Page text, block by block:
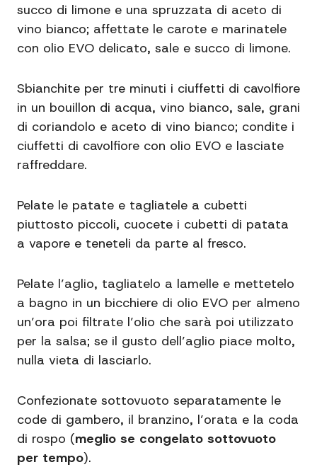
succo di limone e una spruzzata di aceto di
vino bianco; affettate le carote e marinatele
con olio EVO delicato, sale e succo di limone.
Sbianchite per tre minuti i ciuffetti di cavolfiore
in un bouillon di acqua, vino bianco, sale, grani
di coriandolo e aceto di vino bianco; condite i
ciuffetti di cavolfiore con olio EVO e lasciate
raffreddare.
Pelate le patate e tagliatele a cubetti
piuttosto piccoli, cuocete i cubetti di patata
a vapore e teneteli da parte al fresco.
Pelate l’aglio, tagliatelo a lamelle e mettetelo
a bagno in un bicchiere di olio EVO per almeno
un’ora poi filtrate l’olio che sarà poi utilizzato
per la salsa; se il gusto dell’aglio piace molto,
nulla vieta di lasciarlo.
Confezionate sottovuoto separatamente le
code di gambero, il branzino, l’orata e la coda
di rospo (meglio se congelato sottovuoto
per tempo).